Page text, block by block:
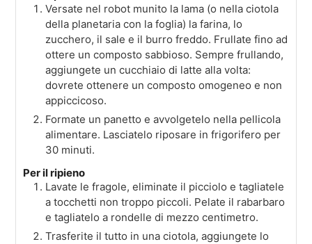
Versate nel robot munito la lama (o nella ciotola
della planetaria con la foglia) la farina, lo
zucchero, il sale e il burro freddo. Frullate fino ad
ottere un composto sabbioso. Sempre frullando,
aggiungete un cucchiaio di latte alla volta:
dovrete ottenere un composto omogeneo e non
appiccicoso.
Formate un panetto e avvolgetelo nella pellicola
alimentare. Lasciatelo riposare in frigorifero per
30 minuti.
Per il ripieno
Lavate le fragole, eliminate il picciolo e tagliatele
a tocchetti non troppo piccoli. Pelate il rabarbaro
e tagliatelo a rondelle di mezzo centimetro.
Trasferite il tutto in una ciotola, aggiungete lo